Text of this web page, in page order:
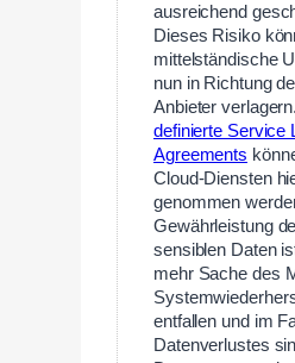
ausreichend
Dieses Risiko
mittelständische
nun in Richtung
Anbieter
definierte Service
Agreements
Cloud-Diensten
genommen
Gewährleistung
sensiblen Daten
mehr Sache des
entfallen und im
Datenverlustes